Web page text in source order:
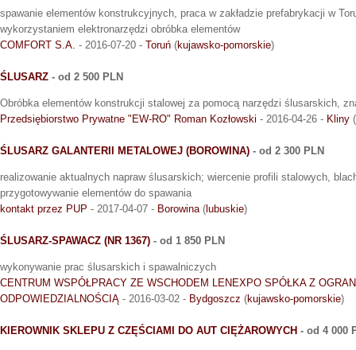
spawanie elementów konstrukcyjnych, praca w zakładzie prefabrykacji w
wykorzystaniem elektronarzędzi obróbka elementów
COMFORT S.A. - 2016-07-20 - Toruń (kujawsko-pomorskie)
ŚLUSARZ - od 2 500 PLN
Obróbka elementów konstrukcji stalowej za pomocą narzędzi ślusarskich,
Przedsiębiorstwo Prywatne "EW-RO" Roman Kozłowski - 2016-04-26 - Kliny (
ŚLUSARZ GALANTERII METALOWEJ (BOROWINA) - od 2 300 PLN
realizowanie aktualnych napraw ślusarskich; wiercenie profili stalowych,
przygotowywanie elementów do spawania
kontakt przez PUP - 2017-04-07 - Borowina( lubuskie)
ŚLUSARZ-SPAWACZ (NR 1367) - od 1 850 PLN
wykonywanie prac ślusarskich i spawalniczych
CENTRUM WSPÓŁPRACY ZE WSCHODEM LENEXPO SPÓŁKA Z
ODPOWIEDZIALNOŚCIĄ - 2016-03-02 - Bydgoszcz (kujawsko-pomorskie)
KIEROWNIK SKLEPU Z CZĘŚCIAMI DO AUT CIĘŻAROWYCH - od 4 000